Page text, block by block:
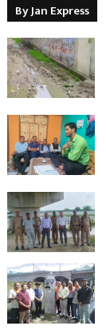
By Jan Express